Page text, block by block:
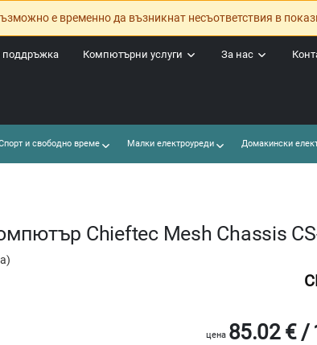
е временно да възникнат несъответствия в
За нас
Компютърни услуги
поддръжка
и свободно време Малки електроуреди Домакински
Chieftec Mesh Chassis
цена 85.02 € /